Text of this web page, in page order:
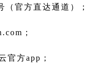
（官方直达通道）；
；
官方app；